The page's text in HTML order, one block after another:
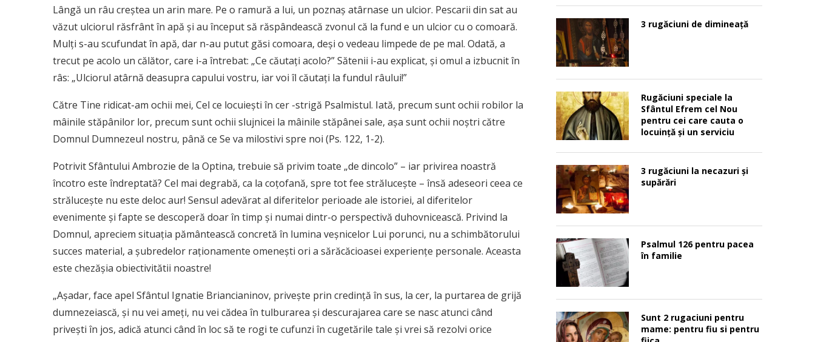
Lângă un râu creştea un arin mare. Pe o ramură a lui, un poznaş atârnase un ulcior. Pescarii din sat au
văzut ulciorul răsfrânt în apă şi au început să răspândească zvonul că la fund e un ulcior cu o comoară.
Mulţi s-au scufundat în apă, dar n-au putut găsi comoara, deşi o vedeau limpede de pe mal. Odată, a
trecut pe acolo un călător, care i-a întrebat: „Ce căutaţi acolo?” Sătenii i-au explicat, şi omul a izbucnit în
râs: „Ulciorul atârnă deasupra capului vostru, iar voi îl căutaţi la fundul râului!”
Către Tine ridicat-am ochii mei, Cel ce locuieşti în cer -strigă Psalmistul. Iată, precum sunt ochii robilor la
mâinile stăpânilor lor, precum sunt ochii slujnicei la mâinile stăpânei sale, aşa sunt ochii noştri către
Domnul Dumnezeul nostru, până ce Se va milostivi spre noi (Ps. 122, 1-2).
Potrivit Sfântului Ambrozie de la Optina, trebuie să privim toate „de dincolo” – iar privirea noastră
încotro este îndreptată? Cel mai degrabă, ca la coţofană, spre tot fee străluceşte – însă adeseori ceea ce
străluceşte nu este deloc aur! Sensul adevărat al diferitelor perioade ale istoriei, al diferitelor
evenimente şi fapte se descoperă doar în timp şi numai dintr-o perspectivă duhovnicească. Privind la
Domnul, apreciem situaţia pământească concretă în lumina veşnicelor Lui porunci, nu a schimbătorului
succes material, a şubredelor raţionamente omeneşti ori a sărăcăcioasei experienţe personale. Aceasta
este chezăşia obiectivitătii noastre!
„Aşadar, face apel Sfântul Ignatie Briancianinov, priveşte prin credinţă în sus, la cer, la purtarea de grijă
dumnezeiască, şi nu vei ameţi, nu vei cădea în tulburarea şi descurajarea care se nasc atunci când
priveşti în jos, adică atunci când în loc să te rogi te cufunzi în cugetările tale şi vrei să rezolvi orice
3 rugăciuni de dimineață
Rugăciuni speciale la
Sfântul Efrem cel Nou
pentru cei care cauta o
locuinţă şi un serviciu
3 rugăciuni la necazuri și
supărări
Psalmul 126 pentru pacea
în familie
Sunt 2 rugaciuni pentru
mame: pentru fiu si pentru